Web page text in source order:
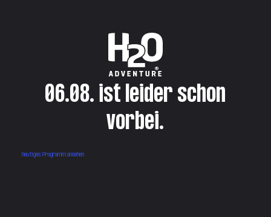
06.08. ist leider schon
vorbei.
heutiges Programm ansehen